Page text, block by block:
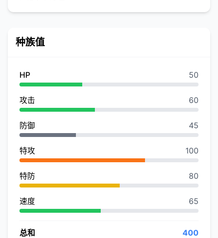
种族值
HP 50
攻击 60
防御 45
特攻 100
特防 80
速度 65
总和 400